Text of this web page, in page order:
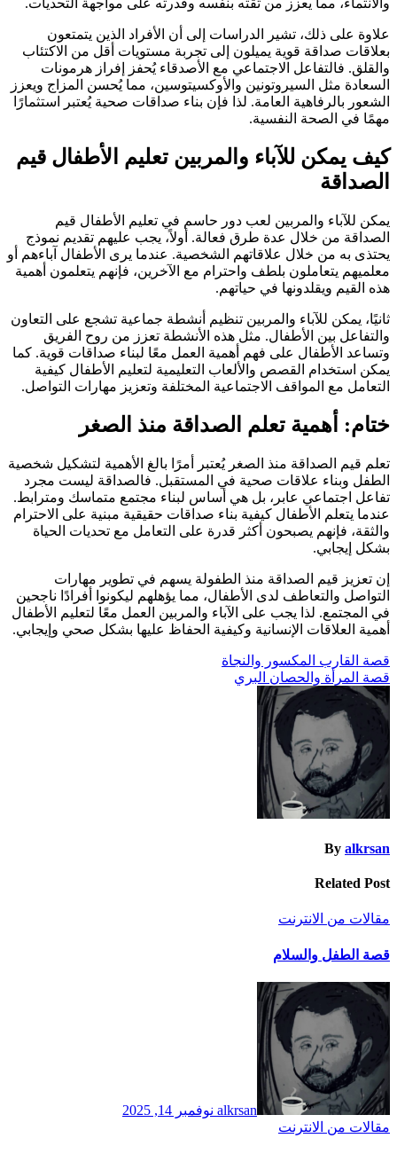
والانتماء، مما يعزز من ثقته بنفسه وقدرته على مواجهة التحديات.
علاوة على ذلك، تشير الدراسات إلى أن الأفراد الذين يتمتعون
بعلاقات صداقة قوية يميلون إلى تجربة مستويات أقل من الاكتئاب
والقلق. فالتفاعل الاجتماعي مع الأصدقاء يُحفز إفراز هرمونات
السعادة مثل السيروتونين والأوكسيتوسين، مما يُحسن المزاج ويعزز
الشعور بالرفاهية العامة. لذا فإن بناء صداقات صحية يُعتبر استثمارًا
مهمًا في الصحة النفسية.
كيف يمكن للآباء والمربين تعليم الأطفال قيم
الصداقة
يمكن للآباء والمربين لعب دور حاسم في تعليم الأطفال قيم
الصداقة من خلال عدة طرق فعالة. أولاً، يجب عليهم تقديم نموذج
يحتذى به من خلال علاقاتهم الشخصية. عندما يرى الأطفال آباءهم أو
معلميهم يتعاملون بلطف واحترام مع الآخرين، فإنهم يتعلمون أهمية
هذه القيم ويقلدونها في حياتهم.
ثانيًا، يمكن للآباء والمربين تنظيم أنشطة جماعية تشجع على التعاون
والتفاعل بين الأطفال. مثل هذه الأنشطة تعزز من روح الفريق
وتساعد الأطفال على فهم أهمية العمل معًا لبناء صداقات قوية. كما
يمكن استخدام القصص والألعاب التعليمية لتعليم الأطفال كيفية
التعامل مع المواقف الاجتماعية المختلفة وتعزيز مهارات التواصل.
ختام: أهمية تعلم الصداقة منذ الصغر
تعلم قيم الصداقة منذ الصغر يُعتبر أمرًا بالغ الأهمية لتشكيل شخصية
الطفل وبناء علاقات صحية في المستقبل. فالصداقة ليست مجرد
تفاعل اجتماعي عابر، بل هي أساس لبناء مجتمع متماسك ومترابط.
عندما يتعلم الأطفال كيفية بناء صداقات حقيقية مبنية على الاحترام
والثقة، فإنهم يصبحون أكثر قدرة على التعامل مع تحديات الحياة
بشكل إيجابي.
إن تعزيز قيم الصداقة منذ الطفولة يسهم في تطوير مهارات
التواصل والتعاطف لدى الأطفال، مما يؤهلهم ليكونوا أفرادًا ناجحين
في المجتمع. لذا يجب على الآباء والمربين العمل معًا لتعليم الأطفال
أهمية العلاقات الإنسانية وكيفية الحفاظ عليها بشكل صحي وإيجابي.
تصفّح
المقالات
قصة القارب المكسور والنجاة
قصة المرأة والحصان البري
By alkrsan
Related Post
مقالات من الانترنت
قصة الطفل والسلام
alkrsan نوفمبر 14, 2025
مقالات من الانترنت